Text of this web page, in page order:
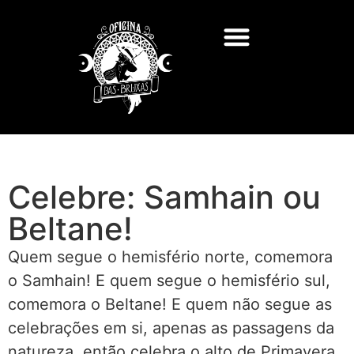
Celebre: Samhain ou
Beltane!
Quem segue o hemisfério norte, comemora
o Samhain! E quem segue o hemisfério sul,
comemora o Beltane! E quem não segue as
celebrações em si, apenas as passagens da